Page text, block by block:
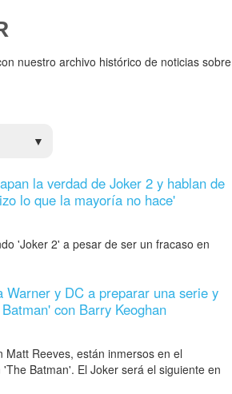
nuestro archivo histórico de noticias
la verdad de Joker 2 y hablan de
lo que la mayoría no hace'
'Joker 2' a pesar de ser un fracaso en
y DC a preparar una serie y
con Barry Keoghan
Reeves, están inmersos en el
Batman'. El Joker será el siguiente en